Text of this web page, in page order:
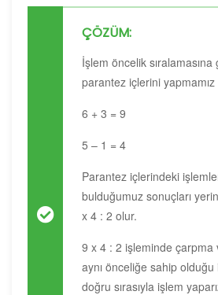
ÇÖZÜM:
İşlem öncelik
parantez içlerini yapmamız
6 + 3 = 9
5 – 1 = 4
Parantez içlerindeki
bulduğumuz sonuçları
x 4 : 2 olur.
9 x 4 : 2 işleminde çarpma
aynı önceliğe sahip
doğru sırasıyla işlem